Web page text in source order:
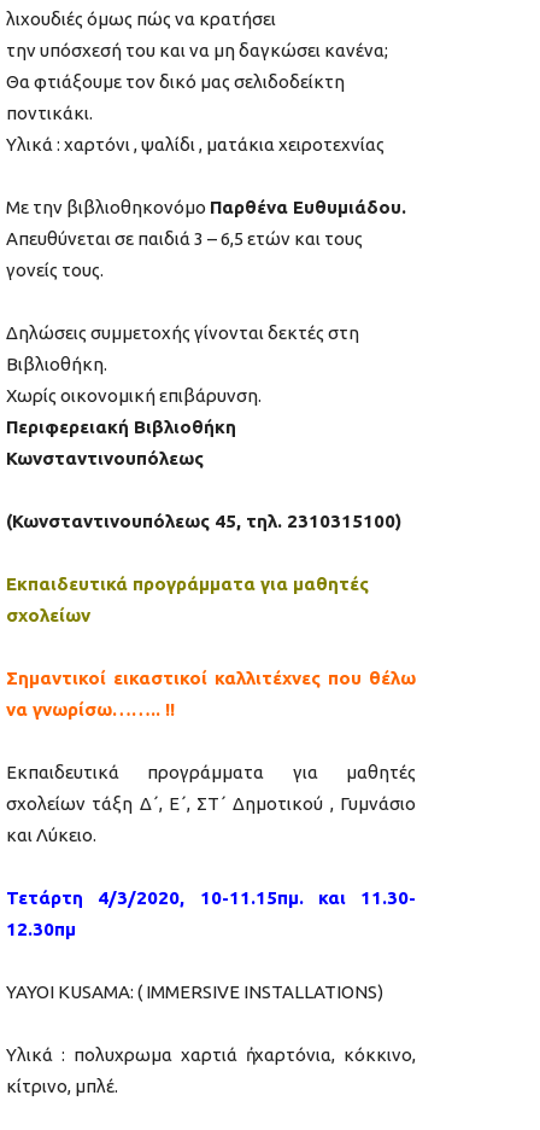
λιχουδιές όμως πώς να κρατήσει
την υπόσχεσή του και να μη δαγκώσει κανένα;
Θα φτιάξουμε τον δικό μας σελιδοδείκτη
ποντικάκι.
Υλικά : χαρτόνι , ψαλίδι , ματάκια χειροτεχνίας
Με την βιβλιοθηκονόμο Παρθένα Ευθυμιάδου.
Απευθύνεται σε παιδιά 3 – 6,5 ετών και τους
γονείς τους.
Δηλώσεις συμμετοχής γίνονται δεκτές στη
Βιβλιοθήκη.
Χωρίς οικονομική επιβάρυνση.
Περιφερειακή Βιβλιοθήκη
Κωνσταντινουπόλεως
(Κωνσταντινουπόλεως 45, τηλ. 2310315100)
Εκπαιδευτικά προγράμματα για μαθητές
σχολείων
Σημαντικοί εικαστικοί καλλιτέχνες που θέλω
να γνωρίσω…….. !!
Εκπαιδευτικά προγράμματα για μαθητές
σχολείων τάξη Δ΄, Ε΄, ΣΤ΄ Δημοτικού , Γυμνάσιο
και Λύκειο.
Τετάρτη 4/3/2020, 10-11.15πμ. και 11.30-
12.30πμ
YAYOI KUSAMA: ( IMMERSIVE INSTALLATIONS)
Υλικά : πολυχρωμα χαρτιά ἠ χαρτόνια, κόκκινο,
κίτρινο, μπλέ.